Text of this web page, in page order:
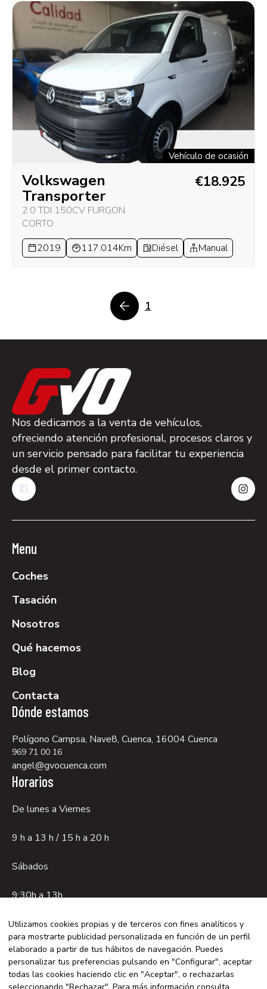
Vehículo de ocasión
Volkswagen
Transporter
2.0 TDI 150CV FURGON
CORTO
€18.925
2019 117.014Km Diésel Manual
1
Nos dedicamos a la venta de vehículos,
ofreciendo atención profesional, procesos claros y
un servicio pensado para facilitar tu experiencia
desde el primer contacto.
Menu
Coches
Tasación
Nosotros
Qué hacemos
Blog
Contacta
Dónde estamos
Polígono Campsa, Nave8, Cuenca, 16004 Cuenca
969 71 00 16
angel@gvocuenca.com
Horarios
De lunes a Viernes
9 h a 13 h / 15 h a 20 h
Sábados
9:30h a 13h.
Aviso legal
Política de privacidad
Política de cookies
Utilizamos cookies propias y de terceros con fines analíticos y
para mostrarte publicidad personalizada en función de un perfil
elaborado a partir de tus hábitos de navegación. Puedes
personalizar tus preferencias pulsando en "Configurar", aceptar
todas las cookies haciendo clic en "Aceptar", o rechazarlas